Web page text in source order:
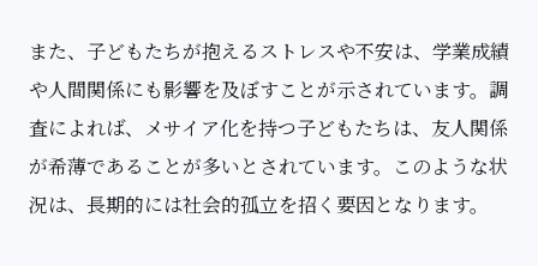
また、子どもたちが抱えるストレスや不安は、学業成績
や人間関係にも影響を及ぼすことが示されています。調
査によれば、メサイア化を持つ子どもたちは、友人関係
が希薄であることが多いとされています。このような状
況は、長期的には社会的孤立を招く要因となります。